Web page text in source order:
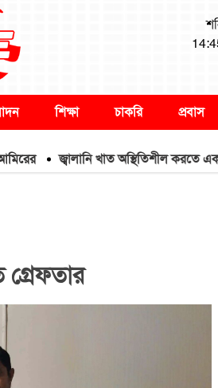
শিক্ষা চাকরি প্রবাস
জ্বালানি খাত অস্থিতিশীল করতে একটি চক্র
গ্রেফতার